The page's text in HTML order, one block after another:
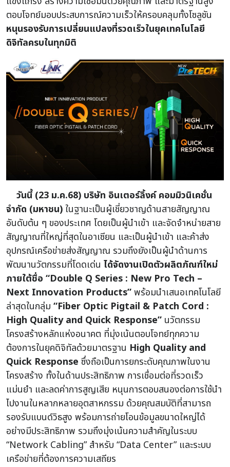
ตอบโจทย์มอบประสบการณ์ความเร็วให้ครอบคลุมทั้งโซลูชัน
หนุนรองรับการเปลี่ยนแปลงที่รวดเร็วในยุคเทคโนโลยี
ดิจิทัลครบในทุกมิติ
วันนี้ (23 ม.ค.68) บริษัท อินเตอร์ลิ้งค์ คอมมิวนิเคชั่น
จำกัด (มหาชน)ในฐานะเป็นผู้เชี่ยวชาญด้านสายสัญญาณ
อันดับต้น ๆ ของประเทศ โดยเป็นผู้นำเข้า และจัดจำหน่ายสาย
สัญญาณที่ใหญ่ที่สุดในอาเซียน และเป็นผู้นำเข้า และค้าส่ง
อุปกรณ์เครือข่ายส่งสัญญาณ รวมถึงยังเป็นผู้นำด้านการ
พัฒนานวัตกรรมที่โดดเด่น ได้จัดงานเปิดตัวผลิตภัณฑ์ใหม่
ภายใต้ชื่อ “Double Q Series : New Pro Tech –
Next Innovation Products”พร้อมนำเสนอเทคโนโลยี
ล่าสุดในกลุ่ม “Fiber Optic Pigtail & Patch Cord :
High Quality and Quick Response” นวัตกรรม
โครงสร้างหลักแห่งอนาคต ที่มุ่งเน้นตอบโจทย์ทุกความ
ต้องการในยุคดิจิทัลด้วยมาตรฐาน High Quality and
Quick Response ซึ่งถือเป็นการยกระดับคุณภาพในงาน
โครงสร้าง ทั้งในด้านประสิทธิภาพ การเชื่อมต่อที่รวดเร็ว
แม่นยำ และลดค่าการสูญเสีย หนุนการตอบสนองต่อการใช้นำ
ไปงานในหลากหลายอุตสาหกรรม ด้วยคุณสมบัติที่สามารถ
รองรับแบนด์วิธสูง พร้อมการถ่ายโอนข้อมูลขนาดใหญ่ได้
อย่างมีประสิทธิภาพ รวมถึงมุ่งเน้นความสำคัญในระบบ
“Network Cabling” สำหรับ “Data Center” และระบบ
เครือข่ายที่ต้องการความเสถียร